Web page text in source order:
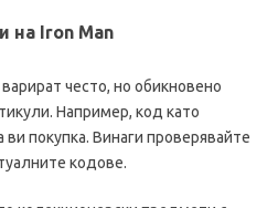
на Iron Man
често, но обикновено
Например, код като
покупка. Винаги проверявайте
кодове.